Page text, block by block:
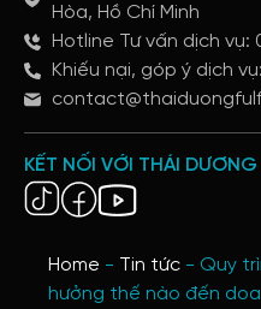
Hòa, Hồ Chí Minh
Hotline Tư vấn dịch vụ:
Khiếu nại, góp ý dịch
KẾT NỐI VỚI THÁI DƯƠNG
Home - Tin tức - Quy
hưởng thế nào đến